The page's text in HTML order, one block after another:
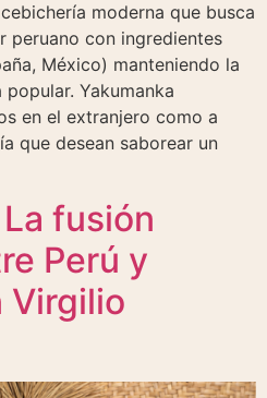
moderna que busca
peruano con ingredientes
México) manteniendo la
Yakumanka
en el extranjero como a
que desean saborear un
fusión
Perú y
Virgilio